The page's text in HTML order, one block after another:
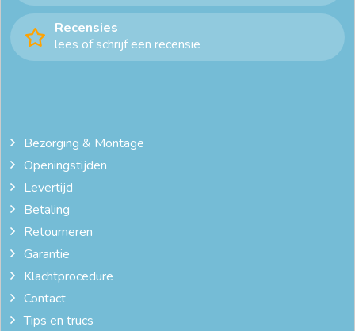
Recensies
lees of schrijf een recensie
Bezorging & Montage
Openingstijden
Levertijd
Betaling
Retourneren
Garantie
Klachtprocedure
Contact
Tips en trucs